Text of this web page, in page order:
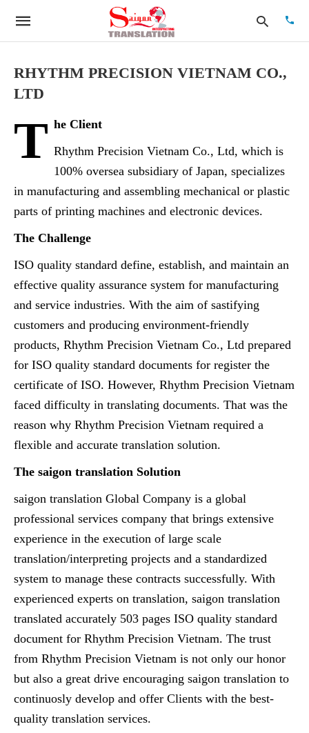
enter:
RHYTHM PRECISION VIETNAM CO.,
LTD
T he Client
Rhythm Precision Vietnam Co., Ltd, which is
100% oversea subsidiary of Japan, specializes
in manufacturing and assembling mechanical or plastic
parts of printing machines and electronic devices.
The Challenge
ISO quality standard define, establish, and maintain an
effective quality assurance system for manufacturing
and service industries. With the aim of sastifying
customers and producing environment-friendly
products, Rhythm Precision Vietnam Co., Ltd prepared
for ISO quality standard documents for register the
certificate of ISO. However, Rhythm Precision Vietnam
faced difficulty in translating documents. That was the
reason why Rhythm Precision Vietnam required a
flexible and accurate translation solution.
The saigon translation Solution
saigon translation Global Company is a global
professional services company that brings extensive
experience in the execution of large scale
translation/interpreting projects and a standardized
system to manage these contracts successfully. With
experienced experts on translation, saigon translation
translated accurately 503 pages ISO quality standard
document for Rhythm Precision Vietnam. The trust
from Rhythm Precision Vietnam is not only our honor
but also a great drive encouraging saigon translation to
continuosly develop and offer Clients with the best-
quality translation services.